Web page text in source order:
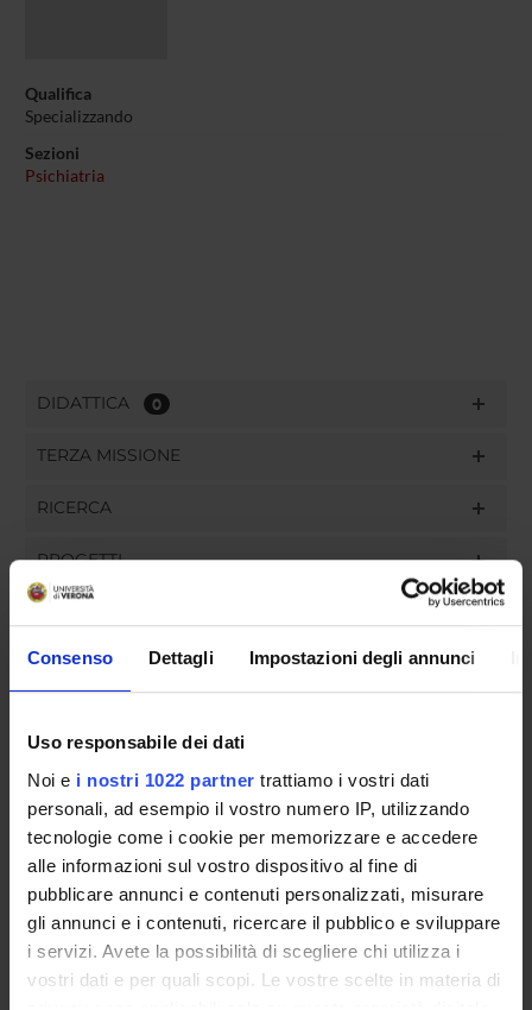
Consenso Dettagli Impostazioni degli annunci
Uso responsabile dei dati
Noi e i nostri 1022 partner trattiamo i vostri dati
personali, ad esempio il vostro numero IP, utilizzando
tecnologie come i cookie per memorizzare e accedere
alle informazioni sul vostro dispositivo al fine di
pubblicare annunci e contenuti personalizzati, misurare
gli annunci e i contenuti, ricercare il pubblico e sviluppare
i servizi. Avete la possibilità di scegliere chi utilizza i
vostri dati e per quali scopi. Le vostre scelte in materia di
Qualifica
Specializzando
Sezioni
Psichiatria
DIDATTICA 0
TERZA MISSIONE
RICERCA
PROGETTI
ORGANIZZAZIONE
GOVERNANCE
COMMISSIONI
UFFICI E STRUTTURE DI SERVIZIO
SERVIZI DI SEGRETERIA STUDENTI